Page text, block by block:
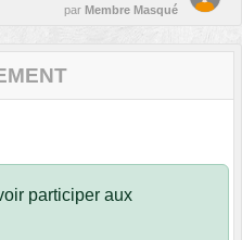
par Membre Masqué
participer aux